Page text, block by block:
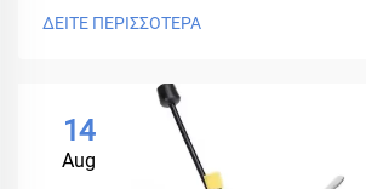
ΔΕΙΤΕ ΠΕΡΙΣΣΟΤΕΡΑ
14
Aug